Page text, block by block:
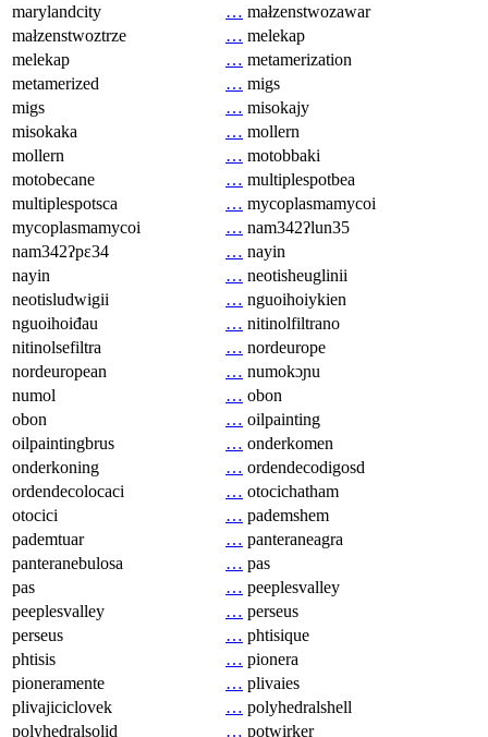
marylandcity
… małzenstwozawar
małzenstwoztrze
… melekap
melekap
… metamerization
metamerized
… migs
migs
… misokajy
misokaka
… mollern
mollern
… motobbaki
motobecane
… multiplespotbea
multiplespotsca
… mycoplasmamycoi
mycoplasmamycoi
… nam342ʔlun35
nam342ʔpɛ34
… nayin
nayin
… neotisheuglinii
neotisludwigii
… nguoihoiykien
nguoihoiđau
… nitinolfiltrano
nitinolsefiltra
… nordeurope
nordeuropean
… numokɔɲu
numol
… obon
obon
… oilpainting
oilpaintingbrus
… onderkomen
onderkoning
… ordendecodigosd
ordendecolocaci
… otocichatham
otocici
… pademshem
pademtuar
… panteraneagra
panteranebulosa
… pas
pas
… peeplesvalley
peeplesvalley
… perseus
perseus
… phtisique
phtisis
… pionera
pioneramente
… plivaies
plivajiciclovek
… polyhedralshell
polyhedralsolid
… potwirker